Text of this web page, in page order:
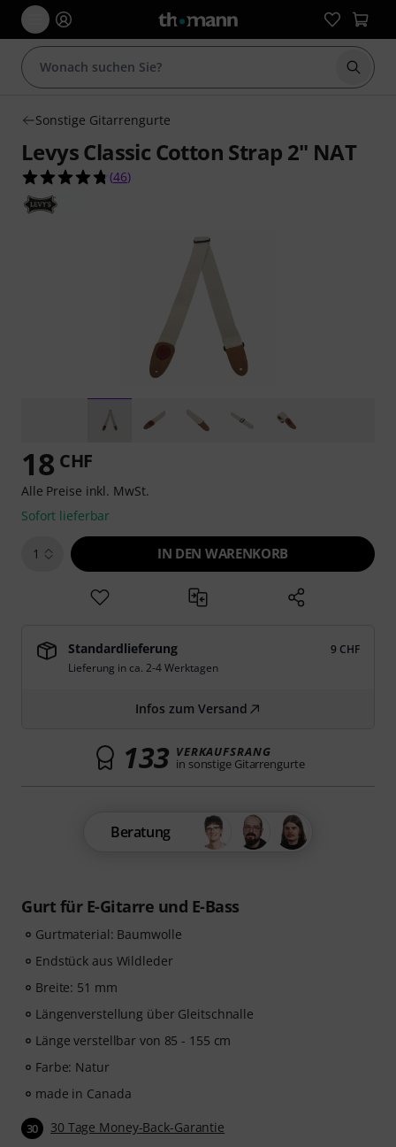
Suche
Sonstige Gitarrengurte
Levys Classic Cotton Strap 2" NAT
4.7 von 5 Sternen aus 46 Kundenbewertungen
(46)
Gurt für E-Gitarre und E-Bass
Gurtmaterial: Baumwolle
Endstück aus Wildleder
Breite: 51 mm
Längenverstellung über Gleitschnalle
Länge verstellbar von 85 - 155 cm
Farbe: Natur
made in Canada
30 30 Tage Money-Back-Garantie
18 CHF
Alle Preise inkl. MwSt.
Sofort lieferbar
1 IN DEN WARENKORB
Standardlieferung
9 CHF
Lieferung in ca. 2-4 Werktagen
Infos zum Versand
133 VERKAUFSRANG
in sonstige Gitarrengurte
Beratung